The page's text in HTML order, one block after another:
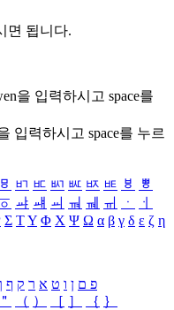
면 됩니다.
을 입력하시고 space를
입력하시고 space를 누르
ㅱ ㅲ ㅳ ㅴ ㅵ ㅶ ㅷ ㅸ
ㅹ
ㆆ ㆇ ㆈ ㆉ ㆊ ㆋ ㆌ ㆍ
ㆎ
Σ ΤΥ Φ Χ Ψ Ω α β γ δ ε ζ η
פ ם ן ו ט א ר ק ף
＂ （ ） ［ ］ ｛ ｝